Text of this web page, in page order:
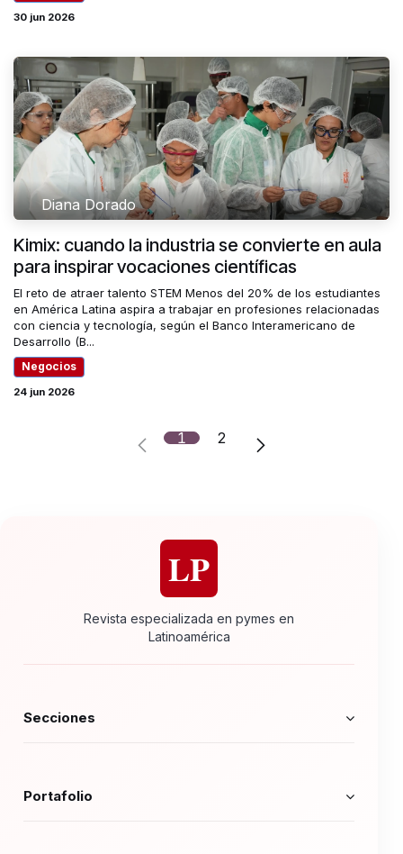
30 jun 2026
Diana Dorado
Kimix: cuando la industria se convierte en aula
para inspirar vocaciones científicas
El reto de atraer talento STEM Menos del 20% de los estudiantes
en América Latina aspira a trabajar en profesiones relacionadas
con ciencia y tecnología, según el Banco Interamericano de
Desarrollo (B...
Negocios
24 jun 2026
1 2
LP
Revista especializada en pymes en
Latinoamérica
Secciones
Portafolio